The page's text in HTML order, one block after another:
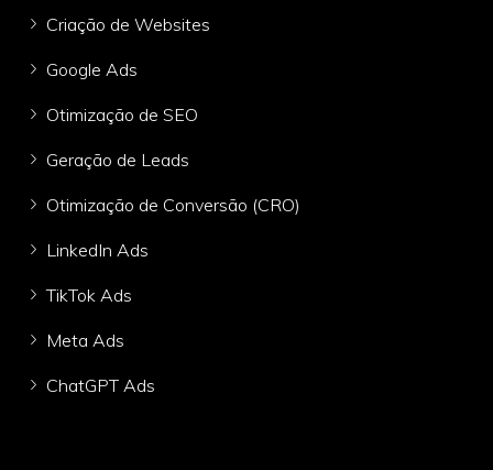
Criação de Websites
Google Ads
Otimização de SEO
Geração de Leads
Otimização de Conversão (CRO)
LinkedIn Ads
TikTok Ads
Meta Ads
ChatGPT Ads